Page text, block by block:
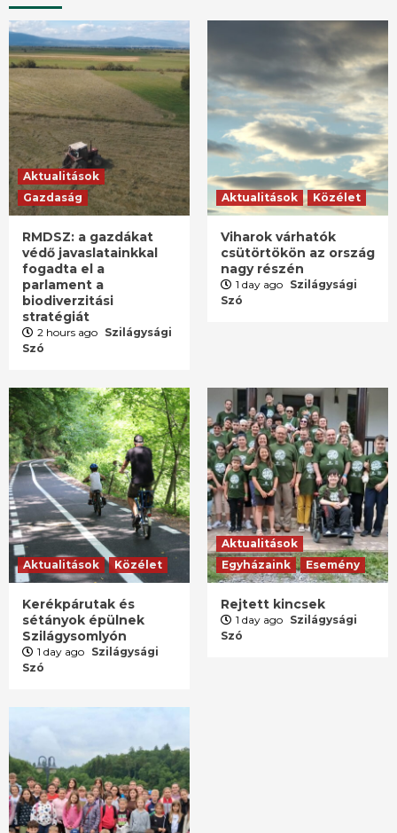
Aktualitások
Gazdaság
RMDSZ: a gazdákat
védő javaslatainkkal
fogadta el a
parlament a
biodiverzitási
stratégiát
2 hours ago Szilágysági
Szó
Aktualitások Közélet
Viharok várhatók
csütörtökön az ország
nagy részén
1 day ago Szilágysági
Szó
Aktualitások Közélet
Kerékpárutak és
sétányok épülnek
Szilágysomlyón
1 day ago Szilágysági
Szó
Aktualitások
Egyházaink
Esemény
Rejtett kincsek
1 day ago Szilágysági
Szó